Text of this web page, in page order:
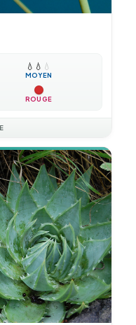
💧 💧 💧
MOYEN
ROUGE